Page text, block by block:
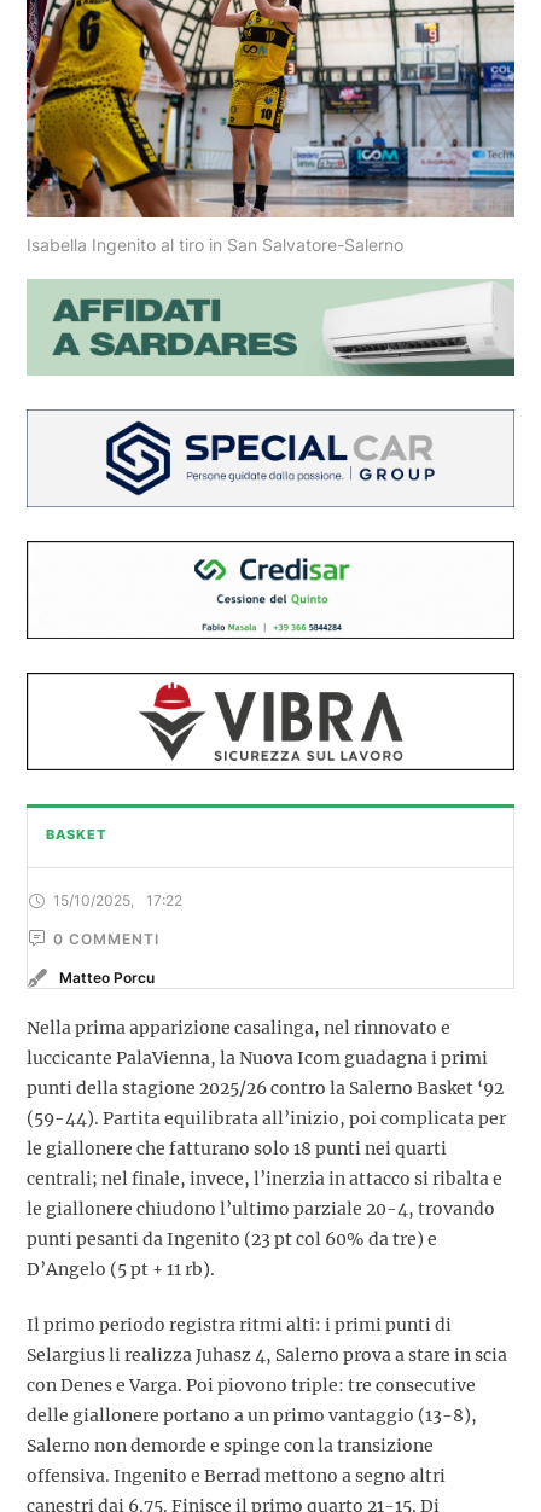
Isabella Ingenito al tiro in San Salvatore-Salerno
BASKET
15/10/2025 17:22
0 COMMENTI
Matteo Porcu
Nella prima apparizione casalinga, nel rinnovato e
luccicante PalaVienna, la Nuova Icom guadagna i primi
punti della stagione 2025/26 contro la Salerno Basket ‘92
(59-44). Partita equilibrata all’inizio, poi complicata per
le giallonere che fatturano solo 18 punti nei quarti
centrali; nel finale, invece, l’inerzia in attacco si ribalta e
le giallonere chiudono l’ultimo parziale 20-4, trovando
punti pesanti da Ingenito (23 pt col 60% da tre) e
D’Angelo (5 pt + 11 rb).
Il primo periodo registra ritmi alti: i primi punti di
Selargius li realizza Juhasz 4, Salerno prova a stare in scia
con Denes e Varga. Poi piovono triple: tre consecutive
delle giallonere portano a un primo vantaggio (13-8),
Salerno non demorde e spinge con la transizione
offensiva. Ingenito e Berrad mettono a segno altri
canestri dai 6.75. Finisce il primo quarto 21-15. Di